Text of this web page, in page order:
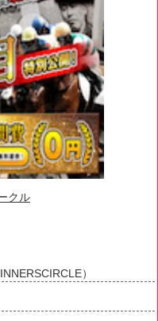
クル
）